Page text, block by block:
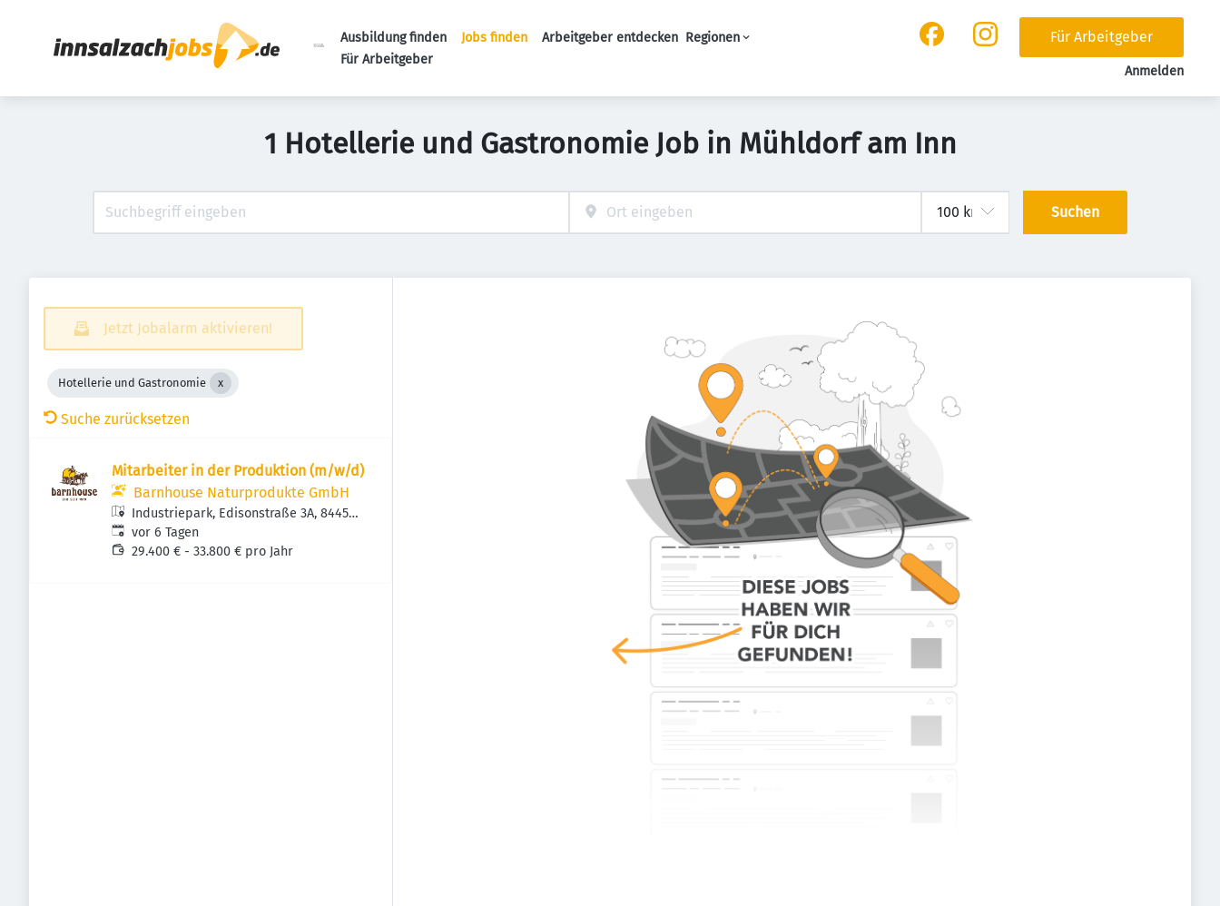
Ausbildung finden Jobs finden Arbeitgeber entdecken Regionen
Für Arbeitgeber
Für Arbeitgeber
Anmelden
1 Hotellerie und Gastronomie Job in Mühldorf am Inn
Suchen
Jetzt Jobalarm aktivieren!
Hotellerie und Gastronomie
Suche zurücksetzen
Mitarbeiter in der Produktion (m/w/d)
Barnhouse Naturprodukte GmbH
Industriepark, Edisonstraße 3A, 84453
Mühldorf am Inn, Deutschland
Veröffentlicht:
vor 6 Tagen
29.400 € - 33.800 € pro Jahr